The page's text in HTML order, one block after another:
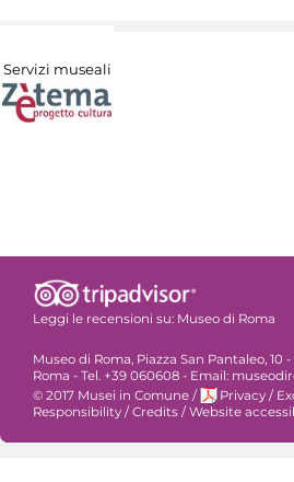
Servizi museali
Leggi le recensioni su: Museo di Roma
Museo di Roma, Piazza San Pantaleo, 10
Roma - Tel. +39 060608 - Email:
© 2017 Musei in Comune / Privacy /
Responsibility / Credits / Website